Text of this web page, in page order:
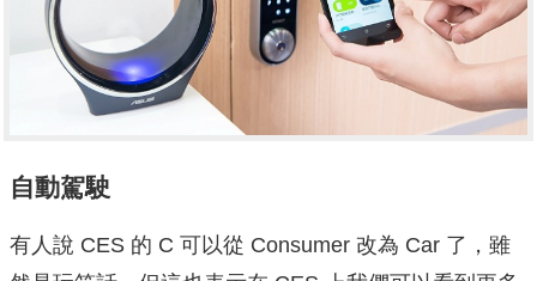
自動駕駛
有人說 CES 的 C 可以從 Consumer 改為 Car 了，雖